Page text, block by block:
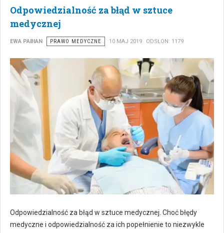
Odpowiedzialność za błąd w sztuce
medycznej
EWA PABIAN PRAWO MEDYCZNE 10 MAJ 2019 ODSŁON: 1179
Odpowiedzialność za błąd w sztuce medycznej. Choć błędy
medyczne i odpowiedzialność za ich popełnienie to niezwykle